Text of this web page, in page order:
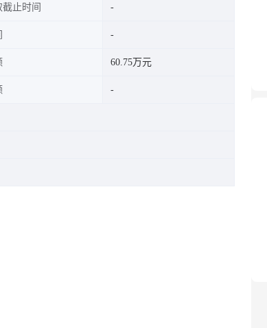
止时间
60.75万元